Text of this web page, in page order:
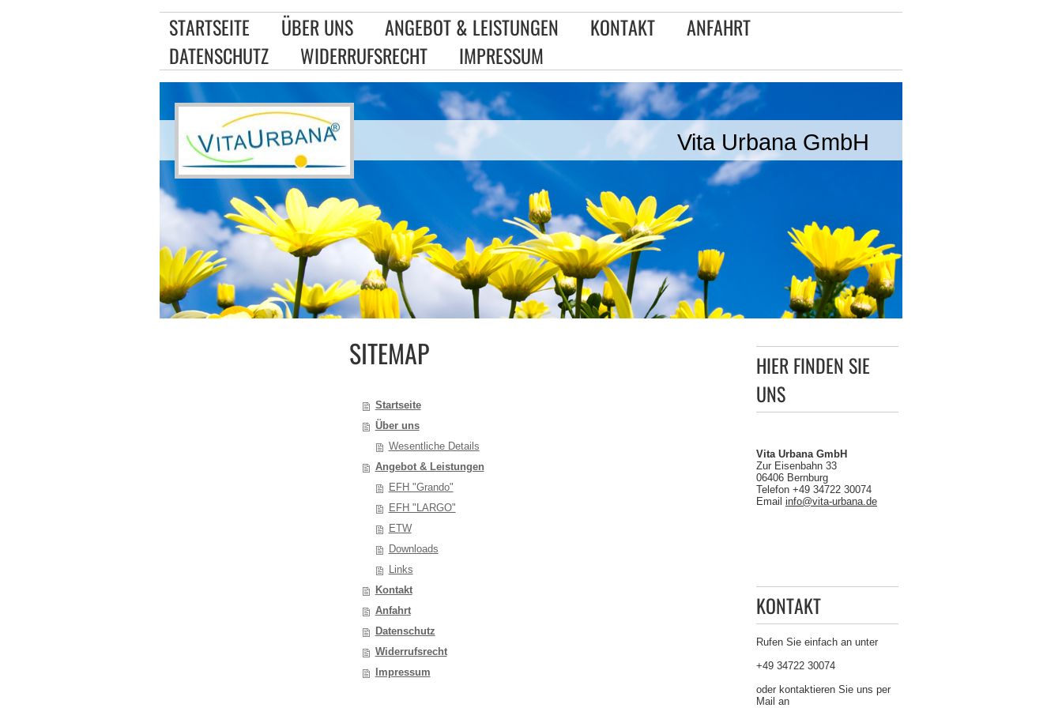
STARTSEITE ÜBER UNS ANGEBOT & LEISTUNGEN KONTAKT
ANFAHRT
DATENSCHUTZ
WIDERRUFSRECHT IMPRESSUM
Vita Urbana GmbH
SITEMAP
Startseite
Über uns
Wesentliche Details
Angebot & Leistungen
EFH "Grando"
EFH "LARGO"
ETW
Downloads
Links
Kontakt
Anfahrt
Datenschutz
Widerrufsrecht
Impressum
HIER FINDEN SIE
UNS
Vita Urbana GmbH
Zur Eisenbahn 33
06406 Bernburg
Telefon +49 34722 30074
Email info@vita-urbana.de
KONTAKT
Rufen Sie einfach an unter
+49 34722 30074
oder kontaktieren Sie uns per
Mail an